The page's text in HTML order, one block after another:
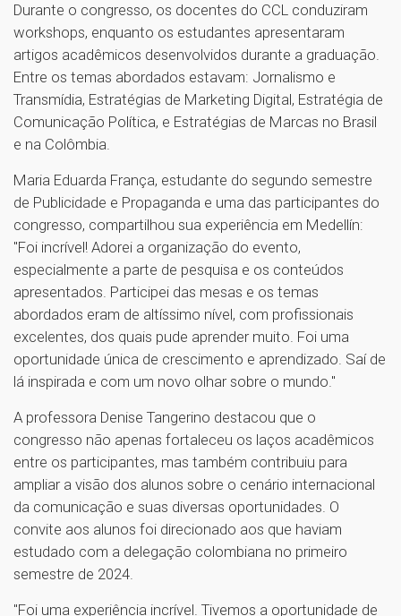
Durante o congresso, os docentes do CCL conduziram
workshops, enquanto os estudantes apresentaram
artigos acadêmicos desenvolvidos durante a graduação.
Entre os temas abordados estavam: Jornalismo e
Transmídia, Estratégias de Marketing Digital, Estratégia de
Comunicação Política, e Estratégias de Marcas no Brasil
e na Colômbia.
Maria Eduarda França, estudante do segundo semestre
de Publicidade e Propaganda e uma das participantes do
congresso, compartilhou sua experiência em Medellín:
"Foi incrível! Adorei a organização do evento,
especialmente a parte de pesquisa e os conteúdos
apresentados. Participei das mesas e os temas
abordados eram de altíssimo nível, com profissionais
excelentes, dos quais pude aprender muito. Foi uma
oportunidade única de crescimento e aprendizado. Saí de
lá inspirada e com um novo olhar sobre o mundo."
A professora Denise Tangerino destacou que o
congresso não apenas fortaleceu os laços acadêmicos
entre os participantes, mas também contribuiu para
ampliar a visão dos alunos sobre o cenário internacional
da comunicação e suas diversas oportunidades. O
convite aos alunos foi direcionado aos que haviam
estudado com a delegação colombiana no primeiro
semestre de 2024.
"Foi uma experiência incrível. Tivemos a oportunidade de